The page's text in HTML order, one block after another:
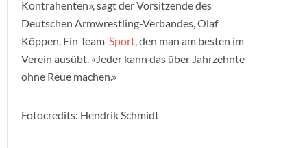
Kontrahenten», sagt der Vorsitzende des
Deutschen Armwrestling-Verbandes, Olaf
Köppen. Ein Team-Sport, den man am besten im
Verein ausübt. «Jeder kann das über Jahrzehnte
ohne Reue machen.»
Fotocredits: Hendrik Schmidt